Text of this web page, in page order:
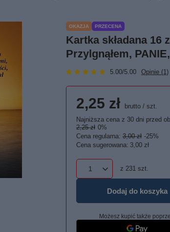
OKAZJA PRZECENA
Kartka składana 16
Przylgnąłem,
5.00/5.00 Opinie (1)
2,25 zł brutto / szt.
Najniższa cena z 30 dni przed
2,25 zł 0%
Cena regularna: 3,00 zł -25%
Cena sugerowana: 3,00 zł
z 231 szt.
Dodaj do koszyka
Możesz kupić także